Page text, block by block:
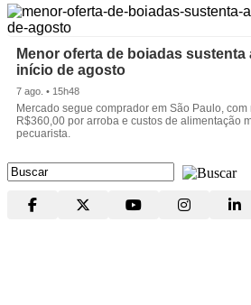
Menor oferta de boiadas sustenta
início de agosto
7 ago. • 15h48
Mercado segue comprador em São Paulo,
R$360,00 por arroba e custos de alimentação
pecuarista.